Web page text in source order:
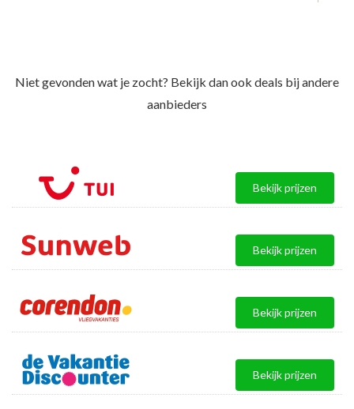
Niet gevonden wat je zocht? Bekijk dan ook deals bij andere
aanbieders
Bekijk prijzen
Bekijk prijzen
Bekijk prijzen
Bekijk prijzen